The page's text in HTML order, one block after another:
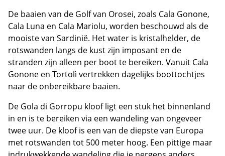
De baaien van de Golf van Orosei, zoals Cala Gonone,
Cala Luna en Cala Mariolu, worden beschouwd als de
mooiste van Sardinië. Het water is kristalhelder, de
rotswanden langs de kust zijn imposant en de
stranden zijn alleen per boot te bereiken. Vanuit Cala
Gonone en Tortolì vertrekken dagelijks boottochtjes
naar de onbereikbare baaien.
De Gola di Gorropu kloof ligt een stuk het binnenland
in en is te bereiken via een wandeling van ongeveer
twee uur. De kloof is een van de diepste van Europa
met rotswanden tot 500 meter hoog. Een pittige maar